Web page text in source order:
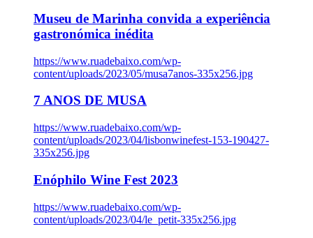
Museu de Marinha convida a experiência
gastronómica inédita
https://www.ruadebaixo.com/wp-
content/uploads/2023/05/musa7anos-335x256.jpg
7 ANOS DE MUSA
https://www.ruadebaixo.com/wp-
content/uploads/2023/04/lisbonwinefest-153-190427-
335x256.jpg
Enóphilo Wine Fest 2023
https://www.ruadebaixo.com/wp-
content/uploads/2023/04/le_petit-335x256.jpg